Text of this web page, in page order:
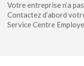
Votre entreprise n’a
Contactez d’abord
Service Centre